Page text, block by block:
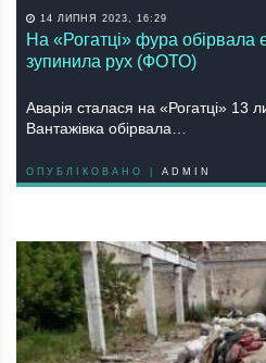
14 ЛИПНЯ 2023, 16:29
На «Рогатці» фура обірвала
зупинила рух (ФОТО)
Аварія сталася на «Рогатці» 13
Вантажівка обірвала…
ОПУБЛІКОВАНО | ADMIN